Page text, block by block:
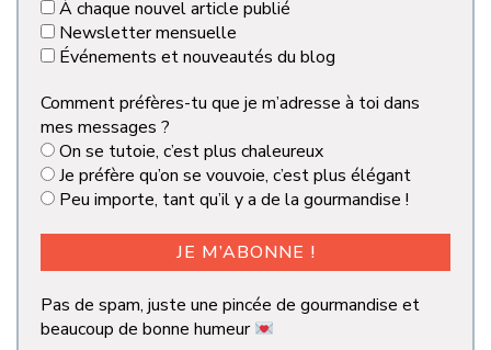
À chaque nouvel article publié
Newsletter mensuelle
Événements et nouveautés du blog
Comment préfères-tu que je m’adresse à toi dans
mes messages ?
On se tutoie, c’est plus chaleureux
Je préfère qu’on se vouvoie, c’est plus élégant
Peu importe, tant qu’il y a de la gourmandise !
Pas de spam, juste une pincée de gourmandise et
beaucoup de bonne humeur